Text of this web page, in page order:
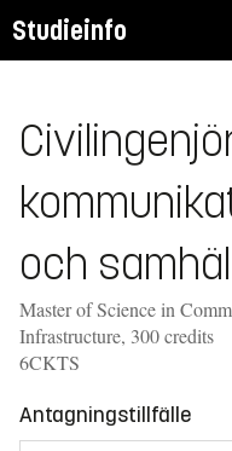
Studieinfo
och
Master of Science in
Infrastructure, 300 credits
6CKTS
Antagningstillfälle